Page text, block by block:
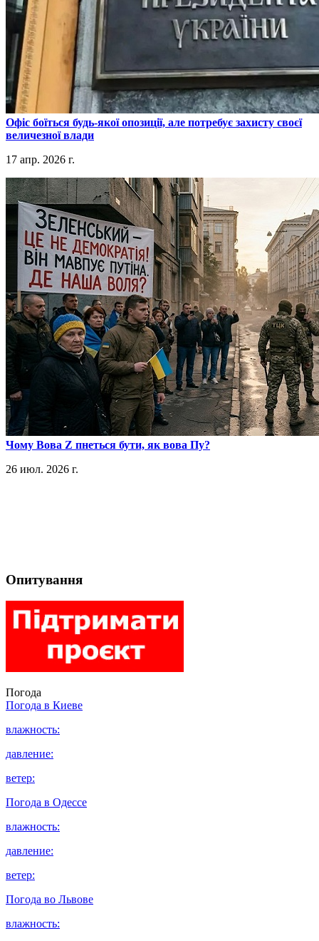
​Офіс боїться будь-якої опозиції, але потребує захисту своєї
величезної влади
17 апр. 2026 г.
​Чому Вова Z пнеться бути, як вова Пу?
26 июл. 2026 г.
Опитування
Погода
Погода в Киеве
влажность:
давление:
ветер:
Погода в Одессе
влажность:
давление:
ветер:
Погода во Львове
влажность: